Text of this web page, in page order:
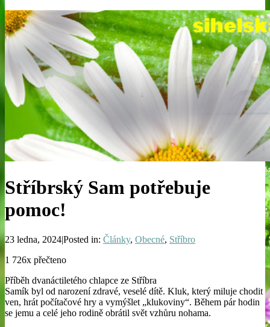
Stříbrský Sam potřebuje
pomoc!
23 ledna, 2024|Posted in: Články, Obecné, Stříbro
1 726x přečteno
Příběh dvanáctiletého chlapce ze Stříbra
Samík byl od narození zdravé, veselé dítě. Kluk, který miluje chodit
ven, hrát počítačové hry a vymýšlet „klukoviny“. Během pár hodin
se jemu a celé jeho rodině obrátil svět vzhůru nohama.